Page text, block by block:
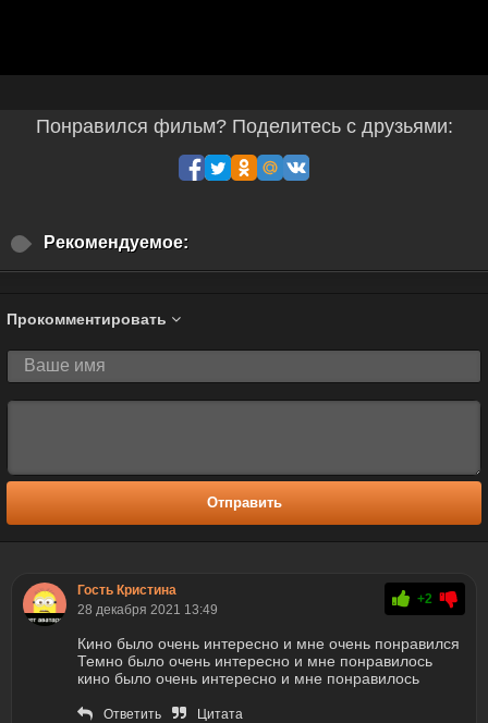
Понравился фильм? Поделитесь с друзьями:
Рекомендуемое:
Прокомментировать
Отправить
Гость Кристина
28 декабря 2021 13:49
+2
Кино было очень интересно и мне очень понравился
Темно было очень интересно и мне понравилось
кино было очень интересно и мне понравилось
Ответить Цитата